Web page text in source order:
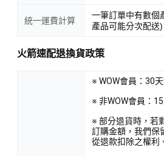
統一運費計算
一筆訂單中有數個
產品可能分次配送)
火箭速配退換貨政策
※ WOW會員：30
※ 非WOW會員：
※ 部分退貨時，若
訂購金額，我們保
從退款扣除之權利